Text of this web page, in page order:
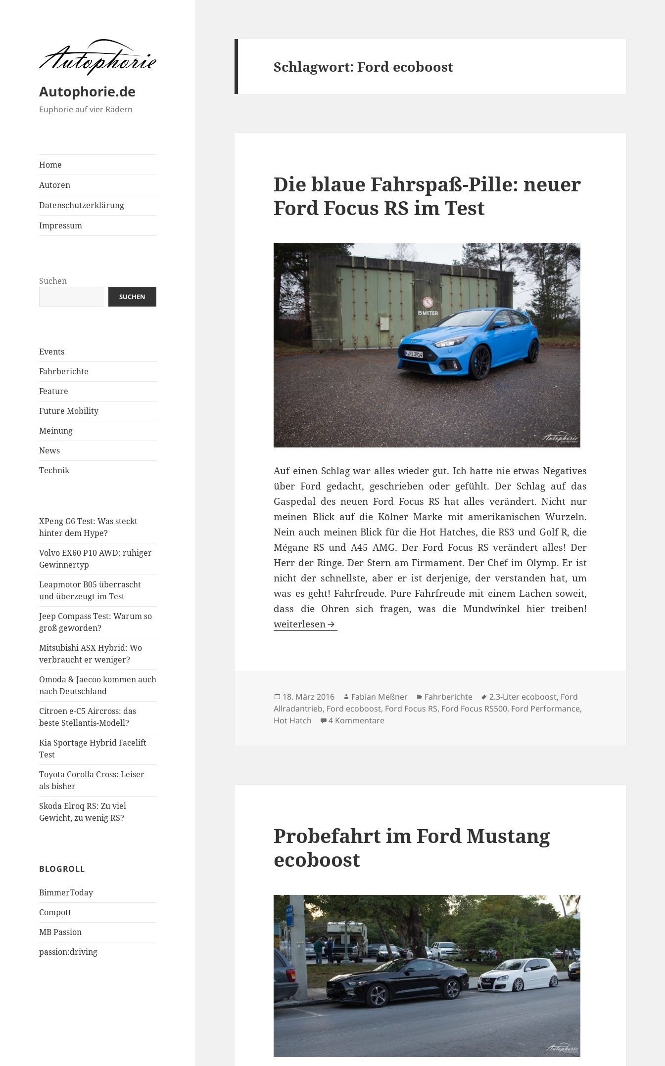
Autophorie.de
Euphorie auf vier Rädern
Home
Autoren
Datenschutzerklärung
Impressum
Suchen
SUCHEN
Events
Fahrberichte
Feature
Future Mobility
Meinung
News
Technik
XPeng G6 Test: Was steckt
hinter dem Hype?
Volvo EX60 P10 AWD: ruhiger
Gewinnertyp
Leapmotor B05 überrascht
und überzeugt im Test
Jeep Compass Test: Warum so
groß geworden?
Mitsubishi ASX Hybrid: Wo
verbraucht er weniger?
Omoda & Jaecoo kommen auch
nach Deutschland
Citroen e-C5 Aircross: das
beste Stellantis-Modell?
Kia Sportage Hybrid Facelift
Test
Toyota Corolla Cross: Leiser
als bisher
Skoda Elroq RS: Zu viel
Gewicht, zu wenig RS?
BLOGROLL
BimmerToday
Compott
MB Passion
passion:driving
Schlagwort:Ford ecoboost
Die blaue Fahrspaß-Pille: neuer
Ford Focus RS im Test
Auf einen Schlag war alles wieder gut. Ich hatte nie etwas Negatives
über Ford gedacht, geschrieben oder gefühlt. Der Schlag auf das
Gaspedal des neuen Ford Focus RS hat alles verändert. Nicht nur
meinen Blick auf die Kölner Marke mit amerikanischen Wurzeln.
Nein auch meinen Blick für die Hot Hatches, die RS3 und Golf R, die
Mégane RS und A45 AMG. Der Ford Focus RS verändert alles! Der
Herr der Ringe. Der Stern am Firmament. Der Chef im Olymp. Er ist
nicht der schnellste, aber er ist derjenige, der verstanden hat, um
was es geht! Fahrfreude. Pure Fahrfreude mit einem Lachen soweit,
dass die Ohren sich fragen, was die Mundwinkel hier treiben!
Die blaue Fahrspaß-Pille: neuer Ford Focus RS im Test
weiterlesen
Veröffentlicht
am
18. März 2016 Autor
Fabian Meßner Kategorien
Fahrberichte Schlagwörter
2.3-Liter ecoboost, Ford
Allradantrieb, Ford ecoboost, Ford Focus RS, Ford Focus RS500, Ford Performance,
Hot Hatch
4 Kommentarezu Die blaue Fahrspaß-Pille: neuer Ford Focus RS im Test
Probefahrt im Ford Mustang
ecoboost